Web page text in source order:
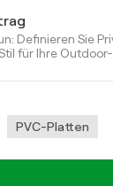
Definieren Sie
für Ihre
PVC-Platten